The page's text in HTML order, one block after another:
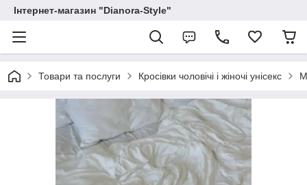
Інтернет-магазин "Dianora-Style"
Товари та послуги Кросівки чоловічі і жіночі унісекс